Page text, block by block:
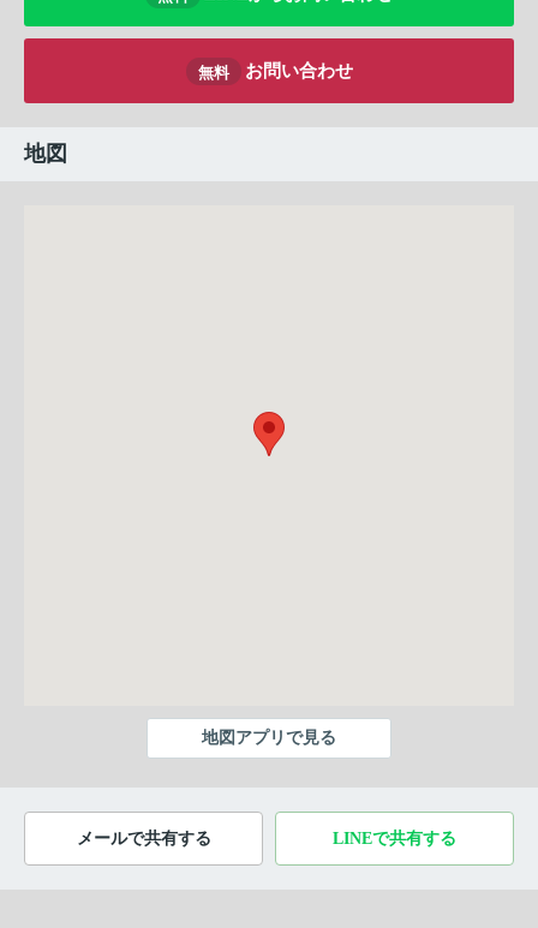
無料 お問い合わせ
地図
地図アプリで見る
メールで共有する LINEで共有する